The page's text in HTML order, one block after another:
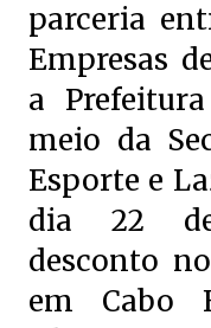
parceria
Empresas
a
meio da
Esporte e
dia 22
desconto
em Cabo